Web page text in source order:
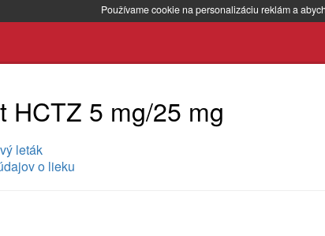
Používame cookie na personalizáciu reklám a
HCTZ 5 mg/25 mg
leták
o lieku